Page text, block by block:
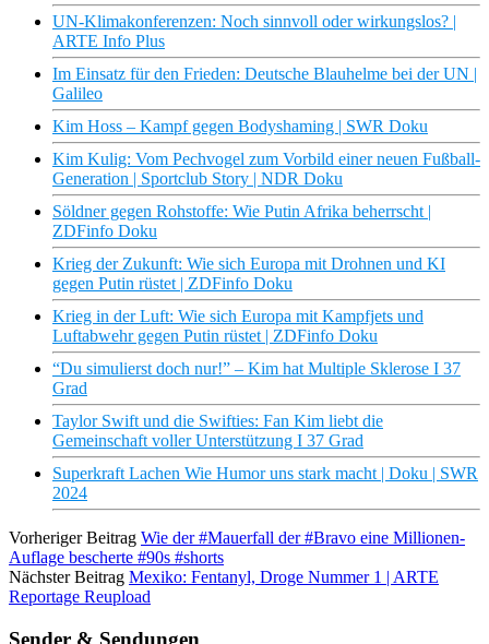
UN-Klimakonferenzen: Noch sinnvoll oder wirkungslos? |
ARTE Info Plus
Im Einsatz für den Frieden: Deutsche Blauhelme bei der UN |
Galileo
Kim Hoss – Kampf gegen Bodyshaming | SWR Doku
Kim Kulig: Vom Pechvogel zum Vorbild einer neuen Fußball-
Generation | Sportclub Story | NDR Doku
Söldner gegen Rohstoffe: Wie Putin Afrika beherrscht |
ZDFinfo Doku
Krieg der Zukunft: Wie sich Europa mit Drohnen und KI
gegen Putin rüstet | ZDFinfo Doku
Krieg in der Luft: Wie sich Europa mit Kampfjets und
Luftabwehr gegen Putin rüstet | ZDFinfo Doku
“Du simulierst doch nur!” – Kim hat Multiple Sklerose I 37
Grad
Taylor Swift und die Swifties: Fan Kim liebt die
Gemeinschaft voller Unterstützung I 37 Grad
Superkraft Lachen Wie Humor uns stark macht | Doku | SWR
2024
Vorheriger Beitrag Wie der #Mauerfall der #Bravo eine Millionen-
Auflage bescherte #90s #shorts
Nächster Beitrag Mexiko: Fentanyl, Droge Nummer 1 | ARTE
Reportage Reupload
Sender & Sendungen